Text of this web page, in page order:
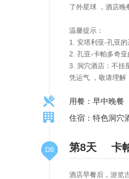
了外星球 ，酒店晚
温馨提示：
1. 安塔利亚-孔亚
2. 孔亚-卡帕多奇
3. 洞穴酒店：不挂
凭运气 ，敬请理解
用餐：早中晚餐
住宿：特色洞穴
D8 第8天 卡
酒店早餐后，游览